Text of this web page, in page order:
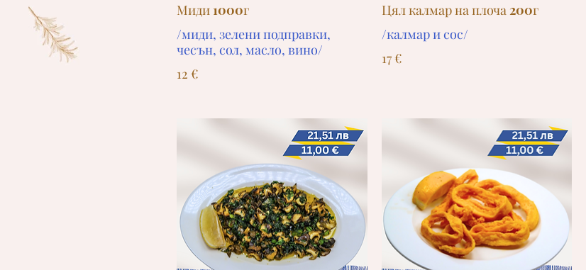
Миди 1000г
/миди, зелени подправки,
чесън, сол, масло, вино/
12 €
Цял калмар на плоча 200г
/калмар и сос/
17 €